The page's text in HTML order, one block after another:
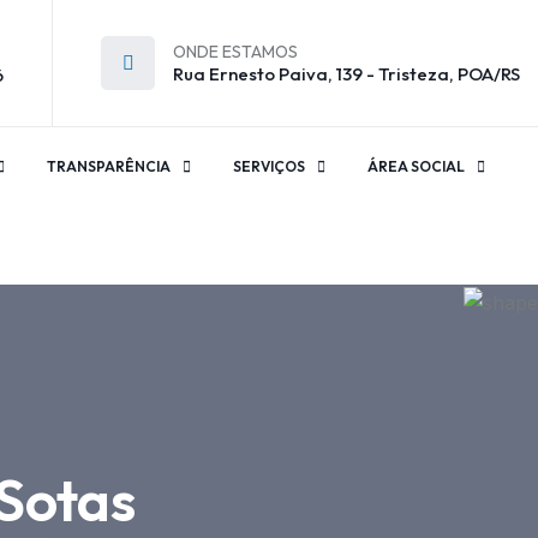
ONDE ESTAMOS
Rua Ernesto Paiva, 139 - Tristeza, POA/RS
TRANSPARÊNCIA SERVIÇOS ÁREA SOCIAL